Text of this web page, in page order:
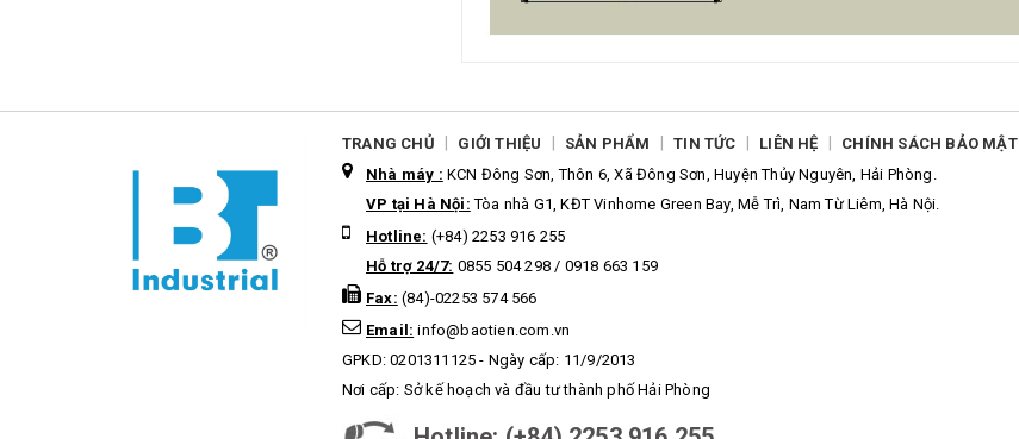
TRANG CHỦ GIỚI THIỆU SẢN PHẨM TIN TỨC LIÊN HỆ
CHÍNH SÁCH BẢO MẬT
Nhà máy : KCN Đông Sơn, Thôn 6, Xã Đông Sơn, Huyện Thủy Nguyên, Hải Phòng.
VP tại Hà Nội: Tòa nhà G1, KĐT Vinhome Green Bay, Mễ Trì, Nam Từ Liêm, Hà Nội.
Hotline: (+84) 2253 916 255
Hỗ trợ 24/7: 0855 504 298 / 0918 663 159
Fax: (84)-02253 574 566
Email: info@baotien.com.vn
GPKD: 0201311125 - Ngày cấp: 11/9/2013
Nơi cấp: Sở kế hoạch và đầu tư thành phố Hải Phòng